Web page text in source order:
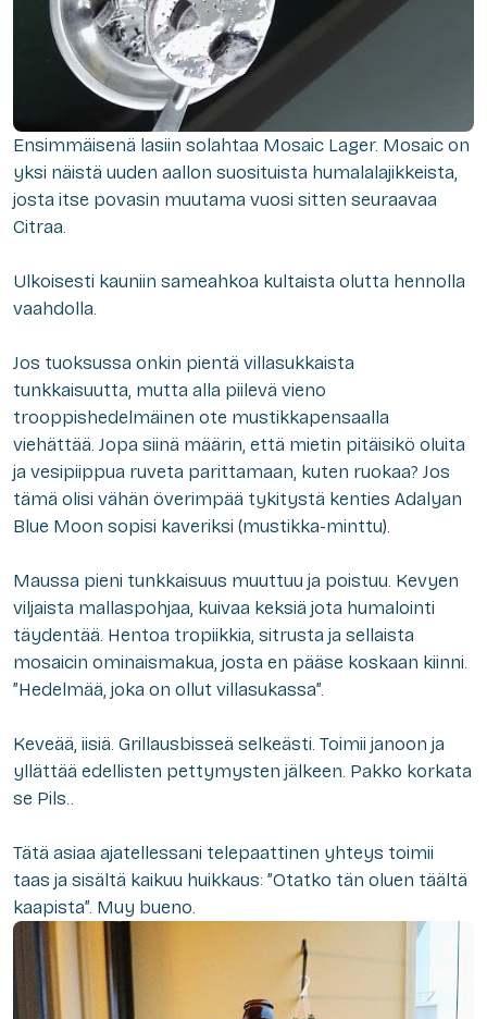
Ensimmäisenä lasiin solahtaa Mosaic Lager. Mosaic on
yksi näistä uuden aallon suosituista humalalajikkeista,
josta itse povasin muutama vuosi sitten seuraavaa
Citraa.
Ulkoisesti kauniin sameahkoa kultaista olutta hennolla
vaahdolla.
Jos tuoksussa onkin pientä villasukkaista
tunkkaisuutta, mutta alla piilevä vieno
trooppishedelmäinen ote mustikkapensaalla
viehättää. Jopa siinä määrin, että mietin pitäisikö oluita
ja vesipiippua ruveta parittamaan, kuten ruokaa? Jos
tämä olisi vähän överimpää tykitystä kenties Adalyan
Blue Moon sopisi kaveriksi (mustikka-minttu).
Maussa pieni tunkkaisuus muuttuu ja poistuu. Kevyen
viljaista mallaspohjaa, kuivaa keksiä jota humalointi
täydentää. Hentoa tropiikkia, sitrusta ja sellaista
mosaicin ominaismakua, josta en pääse koskaan kiinni.
”Hedelmää, joka on ollut villasukassa”.
Keveää, iisiä. Grillausbisseä selkeästi. Toimii janoon ja
yllättää edellisten pettymysten jälkeen. Pakko korkata
se Pils..
Tätä asiaa ajatellessani telepaattinen yhteys toimii
taas ja sisältä kaikuu huikkaus: ”Otatko tän oluen täältä
kaapista”. Muy bueno.